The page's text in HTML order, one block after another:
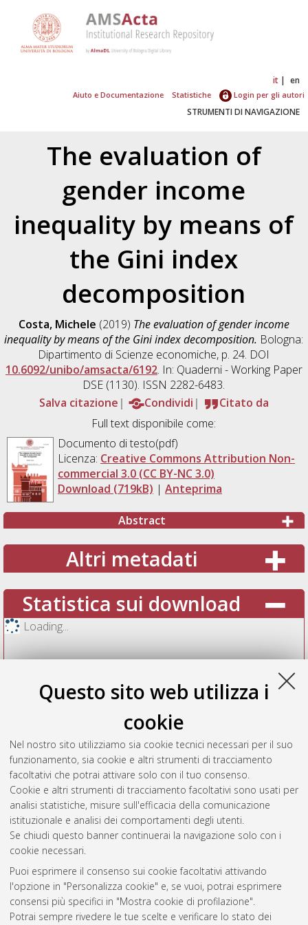
Questo sito web utilizza i
cookie
Nel nostro sito utilizziamo sia cookie tecnici necessari per il suo
funzionamento, sia cookie e altri strumenti di tracciamento
facoltativi che potrai attivare solo con il tuo consenso.
Cookie e altri strumenti di tracciamento facoltativi sono usati per
analisi statistiche, misure sull'efficacia della comunicazione
istituzionale e analisi dei comportamenti degli utenti.
Se chiudi questo banner continuerai la navigazione solo con i
cookie necessari.
Puoi esprimere il consenso sui cookie facoltativi attivando
l'opzione in "Personalizza cookie" e, se vuoi, potrai esprimere
consensi più specifici in "Mostra cookie di profilazione".
Potrai sempre rivedere le tue scelte e verificare lo stato dei
it en
Aiuto e Documentazione Statistiche Login per gli autori
STRUMENTI DI NAVIGAZIONE
The evaluation of
gender income
inequality by means of
the Gini index
decomposition
Costa, Michele (2019) The evaluation of gender income
inequality by means of the Gini index decomposition. Bologna:
Dipartimento di Scienze economiche, p. 24. DOI
10.6092/unibo/amsacta/6192. In: Quaderni - Working Paper
DSE (1130). ISSN 2282-6483.
Salva citazione
Condividi
Citato da
Full text disponibile come:
Documento di testo(pdf)
Licenza: Creative Commons Attribution Non-
commercial 3.0 (CC BY-NC 3.0)
Download (719kB) | Anteprima
Abstract
Altri metadati
Statistica sui download
Loading...
Vedi altre statistiche
Gestione del documento:
Atom
AMS Acta
ISSN: 2038-7954
re3data.org -